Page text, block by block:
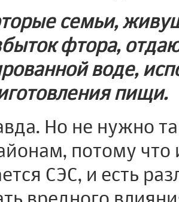
семьи,
фтора,
воде,
пищи.
Но не нужно
потому
СЭС, и есть